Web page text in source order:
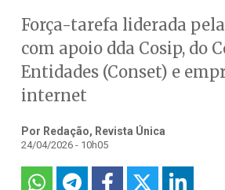
Força-tarefa liderada
com apoio dda Cosip, do
Entidades (Conset) e
internet
Por Redação, Revista Única
24/04/2026 - 10h05